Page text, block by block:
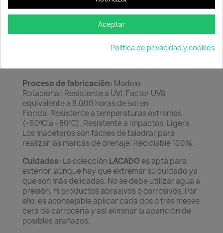
sus modelos el sistema deAUTORRIEGO.
ESTE MODELO INCLUYE RUEDAS EN TODAS LAS
MEDIDAS.
Resina de LLDPE. (Polietileno lineal de
Proceso de fabricación: Modelo
Rotacional. Resistente a UVI. Factor UV8
equivalente a 8.000 horas de sol en
Florida. Resistente a temperaturas extremas
(-60ºC a +80ºC). Resistente a impactos. Ligera.
Los maceteros son fáciles de taladrar para
realizar las marcas de drenaje. Reciclable 100%.
Cuidados: La colección LACADO es apta para
exterior, aunque hay que extremar su cuidado ya
que son más delicadas. No se debe utilizar agua a
presión, ni productos abrasivos o corrosivos. Por
ello, es aconsejable aplicar cada dos o tres meses
cera de carrocería y así eliminar la aparición de
posibles arañazos.
Aceptar
Política de privacidad y cookies